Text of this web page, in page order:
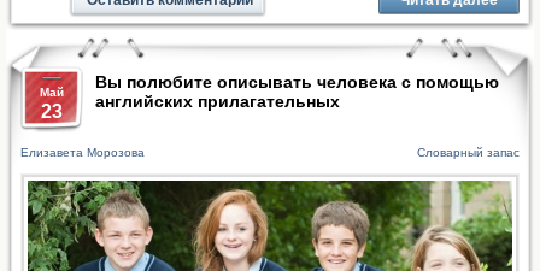
Май
23
Вы полюбите описывать человека с помощью
английских прилагательных
Елизавета Морозова Словарный запас